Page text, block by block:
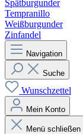
Spätburgunder
Tempranillo
Weißburgunder
Zinfandel
Navigation
Suche
Wunschzettel
Mein Konto
Menü schließen